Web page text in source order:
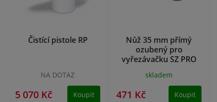
Čistící pistole RP
NA DOTAZ
5 070 Kč Koupit
Nůž 35 mm přímý
ozubený pro
vyřezávačku SZ PRO
skladem
471 Kč Koupit